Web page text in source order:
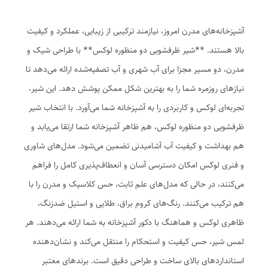
آشپزخانه‌های مدرن امروز، نیازمند ترکیبی از زیبایی، عملکرد و کیفیت
بالا هستند. **شیر ظرفشویی دو منظوره لوکس** با طراحی شیک و
مدرن، دو مسیر مجزا برای آب شهری و آب تصفیه‌شده ارائه می‌دهد تا
نیازهای روزمره شما را به بهترین شکل ممکن پوشش دهد. این شیر،
تجربه‌ای لوکس و کاربردی را به آشپزخانه شما می‌آورد. با انتخاب شیر
ظرفشویی دو منظوره لوکس، هم ظاهر آشپزخانه شما ارتقا می‌یابد و
هم بهداشت و کیفیت آب آشامیدنی تضمین می‌شود. مدل‌های شاوری
و فنری لوکس امکان دسترسی آسان و انعطاف‌پذیری کامل را فراهم
می‌کنند، در حالی که مدل‌های علم ثابت، حس کلاسیک و مدرن را با
هم ترکیب می‌کنند. رنگ‌های کروم براق، طلایی و استیل ضدزنگ،
ظاهری لوکس و هماهنگ با دکور آشپزخانه به شما ارائه می‌دهند. هر
لمس شیر، حس کیفیت و استحکام را منتقل می‌کند و نشان‌دهنده
استانداردهای بالای ساخت و طراحی دقیق است. برندهای معتبر